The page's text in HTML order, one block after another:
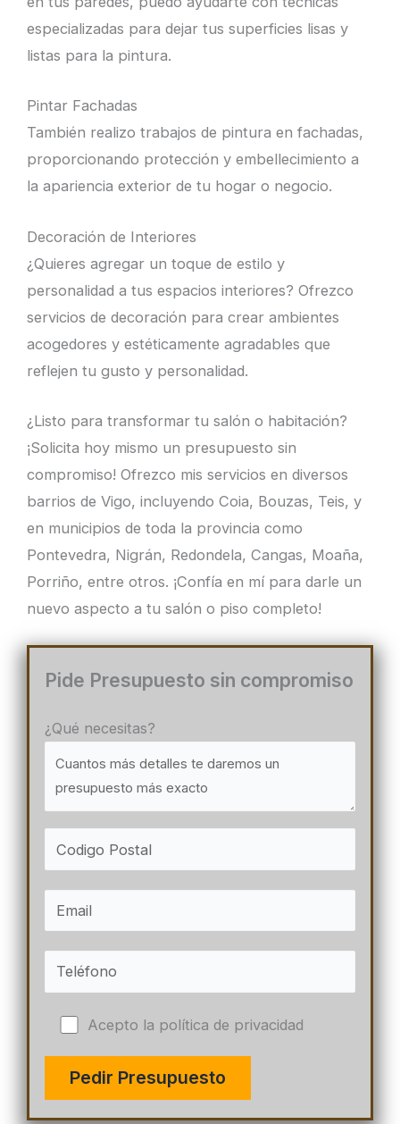
especializadas para dejar tus superficies lisas y
listas para la pintura.
Pintar Fachadas
También realizo trabajos de pintura en fachadas,
proporcionando protección y embellecimiento a
la apariencia exterior de tu hogar o negocio.
Decoración de Interiores
¿Quieres agregar un toque de estilo y
personalidad a tus espacios interiores? Ofrezco
servicios de decoración para crear ambientes
acogedores y estéticamente agradables que
reflejen tu gusto y personalidad.
¿Listo para transformar tu salón o habitación?
¡Solicita hoy mismo un presupuesto sin
compromiso! Ofrezco mis servicios en diversos
barrios de Vigo, incluyendo Coia, Bouzas, Teis, y
en municipios de toda la provincia como
Pontevedra, Nigrán, Redondela, Cangas, Moaña,
Porriño, entre otros. ¡Confía en mí para darle un
nuevo aspecto a tu salón o piso completo!
Pide Presupuesto sin compromiso
¿Qué necesitas?
Acepto la política de privacidad